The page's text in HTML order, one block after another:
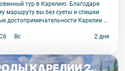
тур в Карелию. Благодаря
маршруту вы без суеты и спешки
достопримечательности Карелии –
Вс 2 дня